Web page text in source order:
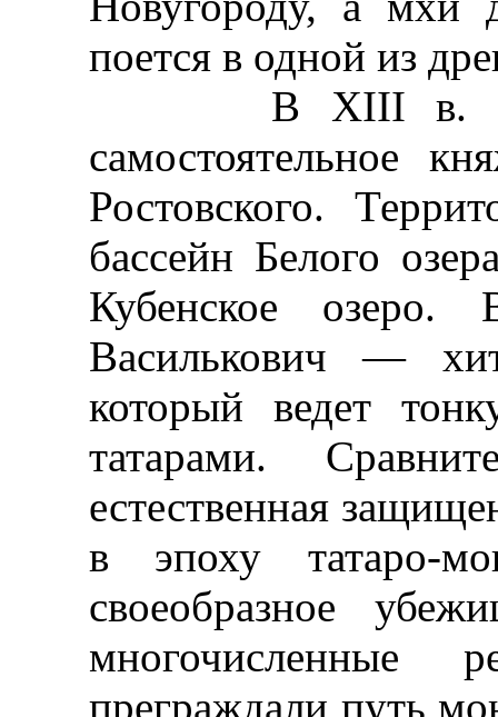
поется в одной из
В XIII в.
самостоятельное
Ростовского.
бассейн Белого
Кубенское
Василькович —
который ведет
татарами.
естественная
в эпоху татаро-
своеобразное
преграждали путь